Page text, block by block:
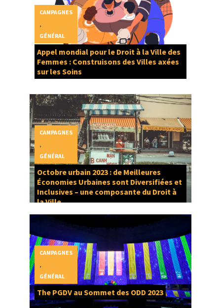
Appel mondial pour le Droit à la Ville des
Femmes : Construisons des Villes axées
sur les Soins
CAMPAGNES
GÉNÉRAL
Octobre urbain 2023 : de Meilleures
Économies Urbaines sont Diversifiées et
Inclusives – une composante du Droit à
la Ville
CAMPAGNES
GÉNÉRAL
The PGDV au Sommet des ODD 2023
CAMPAGNES
GÉNÉRAL